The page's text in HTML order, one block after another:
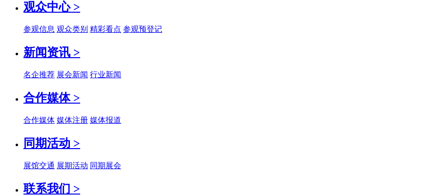
观众中心 >
参观信息 观众类别 精彩看点 参观预登记
新闻资讯 >
名企推荐 展会新闻 行业新闻
合作媒体 >
合作媒体 媒体注册 媒体报道
同期活动 >
展馆交通 展期活动 同期展会
联系我们 >